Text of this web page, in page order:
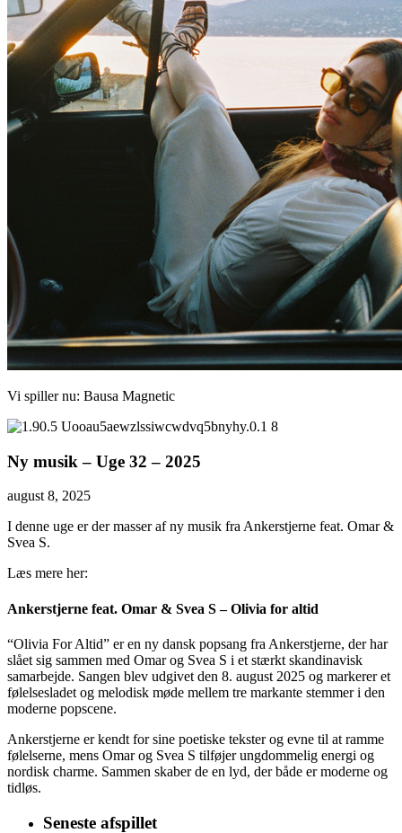
Vi spiller nu: Bausa Magnetic
Ny musik – Uge 32 – 2025
august 8, 2025
I denne uge er der masser af ny musik fra Ankerstjerne feat. Omar &
Svea S.
Læs mere her:
Ankerstjerne feat. Omar & Svea S – Olivia for altid
“Olivia For Altid” er en ny dansk popsang fra Ankerstjerne, der har
slået sig sammen med Omar og Svea S i et stærkt skandinavisk
samarbejde. Sangen blev udgivet den 8. august 2025 og markerer et
følelsesladet og melodisk møde mellem tre markante stemmer i den
moderne popscene.
Ankerstjerne er kendt for sine poetiske tekster og evne til at ramme
følelserne, mens Omar og Svea S tilføjer ungdommelig energi og
nordisk charme. Sammen skaber de en lyd, der både er moderne og
tidløs.
Seneste afspillet